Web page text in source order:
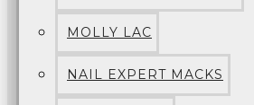
MOLLY LAC
NAIL EXPERT MACKS